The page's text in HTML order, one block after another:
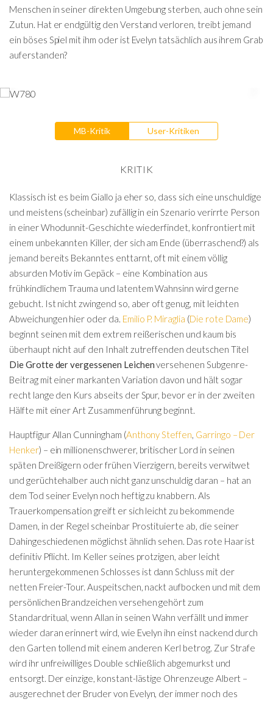
Menschen in seiner direkten Umgebung sterben, auch ohne sein
Zutun. Hat er endgültig den Verstand verloren, treibt jemand
ein böses Spiel mit ihm oder ist Evelyn tatsächlich aus ihrem Grab
auferstanden?
MB-Kritik User-Kritiken
KRITIK
Klassisch ist es beim Giallo ja eher so, dass sich eine unschuldige
und meistens (scheinbar) zufällig in ein Szenario verirrte Person
in einer Whodunnit-Geschichte wiederfindet, konfrontiert mit
einem unbekannten Killer, der sich am Ende (überraschend?) als
jemand bereits Bekanntes enttarnt, oft mit einem völlig
absurden Motiv im Gepäck – eine Kombination aus
frühkindlichem Trauma und latentem Wahnsinn wird gerne
gebucht. Ist nicht zwingend so, aber oft genug, mit leichten
Abweichungen hier oder da. Emilio P. Miraglia (Die rote Dame)
beginnt seinen mit dem extrem reißerischen und kaum bis
überhaupt nicht auf den Inhalt zutreffenden deutschen Titel
Die Grotte der vergessenen Leichenversehenen Subgenre-
Beitrag mit einer markanten Variation davon und hält sogar
recht lange den Kurs abseits der Spur, bevor er in der zweiten
Hälfte mit einer Art Zusammenführung beginnt.
Hauptfigur Allan Cunningham (Anthony Steffen Garringo – Der
Henker) – ein millionenschwerer, britischer Lord in seinen
späten Dreißigern oder frühen Vierzigern, bereits verwitwet
und gerüchtehalber auch nicht ganz unschuldig daran – hat an
dem Tod seiner Evelyn noch heftig zu knabbern. Als
Trauerkompensation greift er sich leicht zu bekommende
Damen, in der Regel scheinbar Prostituierte ab, die seiner
Dahingeschiedenen möglichst ähnlich sehen. Das rote Haar ist
definitiv Pflicht. Im Keller seines protzigen, aber leicht
heruntergekommenen Schlosses ist dann Schluss mit der
netten Freier-Tour. Auspeitschen, nackt aufbocken und mit dem
persönlichen Brandzeichen versehen gehört zum
Standardritual, wenn Allan in seinen Wahn verfällt und immer
wieder daran erinnert wird, wie Evelyn ihn einst nackend durch
den Garten tollend mit einem anderen Kerl betrog. Zur Strafe
wird ihr unfreiwilliges Double schließlich abgemurkst und
entsorgt. Der einzige, konstant-lästige Ohrenzeuge Albert –
ausgerechnet der Bruder von Evelyn, der immer noch des